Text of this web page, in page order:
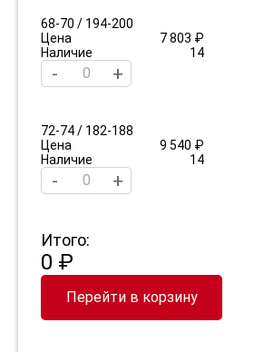
68-70 / 194-200
Цена
7 803 ₽
Наличие
14
- +
72-74 / 182-188
Цена
9 540 ₽
Наличие
14
- +
Итого:
0 ₽
Перейти в корзину